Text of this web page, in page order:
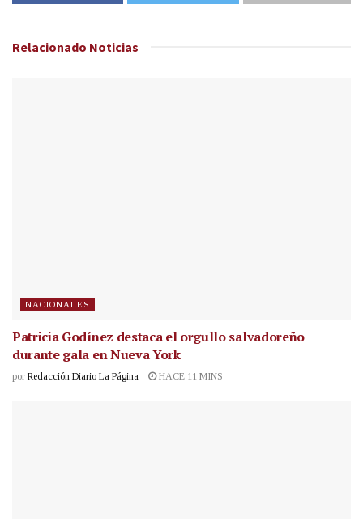
Relacionado Noticias
NACIONALES
Patricia Godínez destaca el orgullo salvadoreño
durante gala en Nueva York
por Redacción Diario La Página HACE 11 MINS